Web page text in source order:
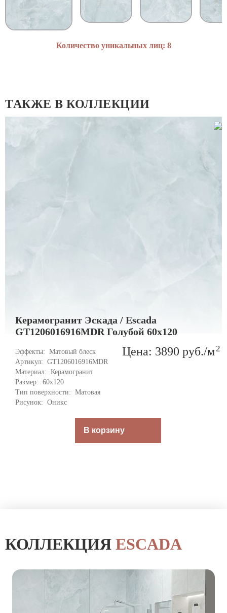
Количество уникальных лиц: 8
ТАКЖЕ В КОЛЛЕКЦИИ
Керамогранит Эскада / Escada
GT1206016916MDR Голубой 60x120
Эффекты: Матовый блеск
Артикул: GT1206016916MDR
Материал: Керамогранит
Размер: 60x120
Тип поверхности: Матовая
Рисунок: Оникс
Цена: 3890 руб./м2
В корзину
КОЛЛЕКЦИЯ ESCADA